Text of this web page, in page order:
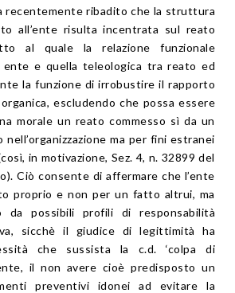
recentemente ribadito che la struttura
all’ente risulta incentrata sul reato
al quale la relazione funzionale
e quella teleologica tra reato ed
la funzione di irrobustire il rapporto
escludendo che possa essere
morale un reato commesso sì da un
ma per fini estranei
in motivazione, Sez. 4, n. 32899 del
Ciò consente di affermare che l’ente
proprio e non per un fatto altrui, ma
da possibili profili di responsabilità
sicchè il giudice di legittimità ha
che sussista la c.d. ‘colpa di
il non avere cioè predisposto un
preventivi idonei ad evitare la